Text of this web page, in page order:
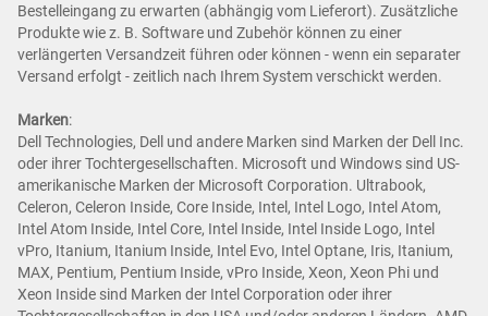
Bestelleingang zu erwarten (abhängig vom Lieferort). Zusätzliche
Produkte wie z. B. Software und Zubehör können zu einer
verlängerten Versandzeit führen oder können - wenn ein separater
Versand erfolgt - zeitlich nach Ihrem System verschickt werden.
Marken:
Dell Technologies, Dell und andere Marken sind Marken der Dell Inc.
oder ihrer Tochtergesellschaften. Microsoft und Windows sind US-
amerikanische Marken der Microsoft Corporation. Ultrabook,
Celeron, Celeron Inside, Core Inside, Intel, Intel Logo, Intel Atom,
Intel Atom Inside, Intel Core, Intel Inside, Intel Inside Logo, Intel
vPro, Itanium, Itanium Inside, Intel Evo, Intel Optane, Iris, Itanium,
MAX, Pentium, Pentium Inside, vPro Inside, Xeon, Xeon Phi und
Xeon Inside sind Marken der Intel Corporation oder ihrer